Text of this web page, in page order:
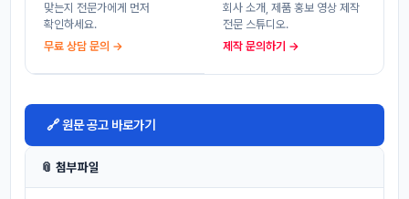
맞는지 전문가에게 먼저
확인하세요.
무료 상담 문의 →
회사 소개, 제품 홍보 영상 제작
전문 스튜디오.
제작 문의하기 →
🔗 원문 공고 바로가기
📎 첨부파일